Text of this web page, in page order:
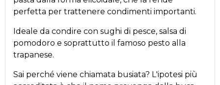
perfetta per trattenere condimenti importanti.
Ideale da condire con sughi di pesce, salsa di
pomodoro e soprattutto il famoso pesto alla
trapanese.
Sai perché viene chiamata busiata? L'ipotesi più